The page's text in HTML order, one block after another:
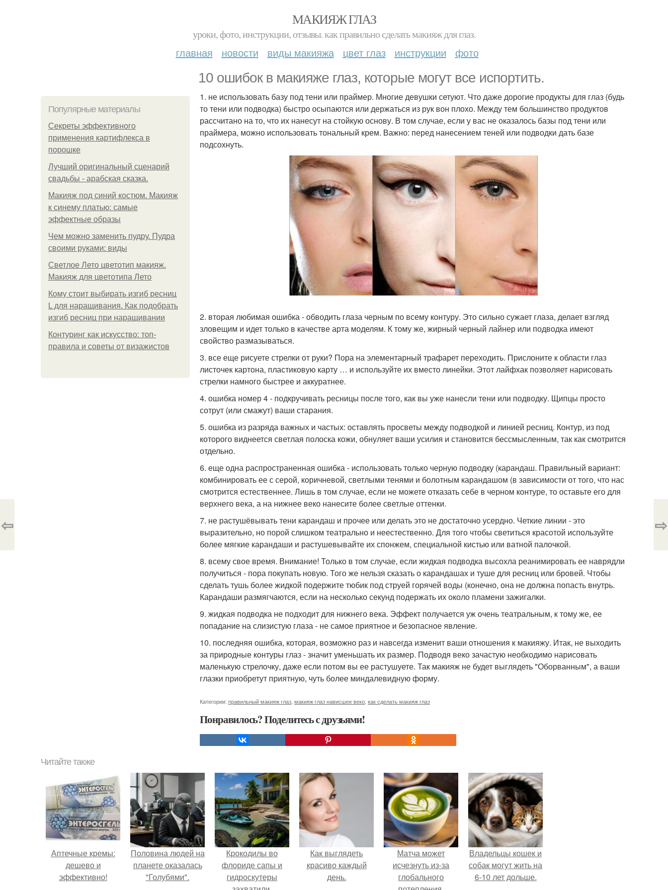
МАКИЯЖ ГЛАЗ
уроки, фото, инструкции, отзывы. как правильно сделать макияж для глаз.
главная новости виды макияжа цвет глаз инструкции фото
10 ошибок в макияже глаз, которые могут все испортить.
Популярные материалы
Секреты эффективного
применения картифлекса в
порошке
Лучший оригинальный сценарий
свадьбы - арабская сказка.
Макияж под синий костюм. Макияж
к синему платью: самые
эффектные образы
Чем можно заменить пудру. Пудра
своими руками: виды
Светлое Лето цветотип макияж.
Макияж для цветотипа Лето
Кому стоит выбирать изгиб ресниц
L для наращивания. Как подобрать
изгиб ресниц при наращивании
Контуринг как искусство: топ-
правила и советы от визажистов
1. не использовать базу под тени или праймер. Многие девушки сетуют. Что даже дорогие продукты для глаз (будь
то тени или подводка) быстро осыпаются или держаться из рук вон плохо. Между тем большинство продуктов
рассчитано на то, что их нанесут на стойкую основу. В том случае, если у вас не оказалось базы под тени или
праймера, можно использовать тональный крем. Важно: перед нанесением теней или подводки дать базе
подсохнуть.
2. вторая любимая ошибка - обводить глаза черным по всему контуру. Это сильно сужает глаза, делает взгляд
зловещим и идет только в качестве арта моделям. К тому же, жирный черный лайнер или подводка имеют
свойство размазываться.
3. все еще рисуете стрелки от руки? Пора на элементарный трафарет переходить. Прислоните к области глаз
листочек картона, пластиковую карту … и используйте их вместо линейки. Этот лайфхак позволяет нарисовать
стрелки намного быстрее и аккуратнее.
4. ошибка номер 4 - подкручивать ресницы после того, как вы уже нанесли тени или подводку. Щипцы просто
сотрут (или смажут) ваши старания.
5. ошибка из разряда важных и частых: оставлять просветы между подводкой и линией ресниц. Контур, из под
которого виднеется светлая полоска кожи, обнуляет ваши усилия и становится бессмысленным, так как смотрится
отдельно.
6. еще одна распространенная ошибка - использовать только черную подводку (карандаш. Правильный вариант:
комбинировать ее с серой, коричневой, светлыми тенями и болотным карандашом (в зависимости от того, что нас
смотрится естественнее. Лишь в том случае, если не можете отказать себе в черном контуре, то оставьте его для
верхнего века, а на нижнее веко нанесите более светлые оттенки.
7. не растушёвывать тени карандаш и прочее или делать это не достаточно усердно. Четкие линии - это
выразительно, но порой слишком театрально и неестественно. Для того чтобы светиться красотой используйте
более мягкие карандаши и растушевывайте их спонжем, специальной кистью или ватной палочкой.
8. всему свое время. Внимание! Только в том случае, если жидкая подводка высохла реанимировать ее наврядли
получиться - пора покупать новую. Того же нельзя сказать о карандашах и туше для ресниц или бровей. Чтобы
сделать тушь более жидкой подержите тюбик под струей горячей воды (конечно, она не должна попасть внутрь.
Карандаши размягчаются, если на несколько секунд подержать их около пламени зажигалки.
9. жидкая подводка не подходит для нижнего века. Эффект получается уж очень театральным, к тому же, ее
попадание на слизистую глаза - не самое приятное и безопасное явление.
10. последняя ошибка, которая, возможно раз и навсегда изменит ваши отношения к макияжу. Итак, не выходить
за природные контуры глаз - значит уменьшать их размер. Подводя веко зачастую необходимо нарисовать
маленькую стрелочку, даже если потом вы ее растушуете. Так макияж не будет выглядеть "Оборванным", а ваши
глазки приобретут приятную, чуть более миндалевидную форму.
Категории: правильный макияж глаз макияж глаз нависшее веко как сделать макияж глаз
Понравилось? Поделитесь с друзьями!
⇦ ⇨
Читайте также
Аптечные кремы:
дешево и
эффективно!
Половина людей на
планете оказалась
"Голубями".
Крокодилы во
флориде сапы и
гидроскутеры
Как выглядеть
красиво каждый
день.
Матча может
исчезнуть из-за
глобального
Владельцы кошек и
собак могут жить на
6-10 лет дольше.